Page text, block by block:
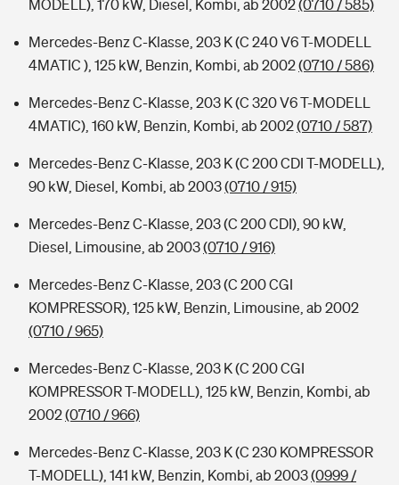
MODELL), 170 kW, Diesel, Kombi, ab 2002(0710 / 585)
Mercedes-Benz C-Klasse, 203 K (C 240 V6 T-MODELL
4MATIC ), 125 kW, Benzin, Kombi, ab 2002(0710 / 586)
Mercedes-Benz C-Klasse, 203 K (C 320 V6 T-MODELL
4MATIC), 160 kW, Benzin, Kombi, ab 2002(0710 / 587)
Mercedes-Benz C-Klasse, 203 K (C 200 CDI T-MODELL),
90 kW, Diesel, Kombi, ab 2003(0710 / 915)
Mercedes-Benz C-Klasse, 203 (C 200 CDI), 90 kW,
Diesel, Limousine, ab 2003(0710 / 916)
Mercedes-Benz C-Klasse, 203 (C 200 CGI
KOMPRESSOR), 125 kW, Benzin, Limousine, ab 2002
(0710 / 965)
Mercedes-Benz C-Klasse, 203 K (C 200 CGI
KOMPRESSOR T-MODELL), 125 kW, Benzin, Kombi, ab
2002(0710 / 966)
Mercedes-Benz C-Klasse, 203 K (C 230 KOMPRESSOR
T-MODELL), 141 kW, Benzin, Kombi, ab 2003(0999 /